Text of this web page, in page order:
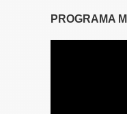
PROGRAMA